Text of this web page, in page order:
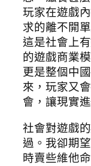
玩家在遊戲
求的離不開
這是社會上
的遊戲商業
更是整個中
來，玩家又
會，讓現實
社會對遊戲
過。我卻期
時賣些維他命